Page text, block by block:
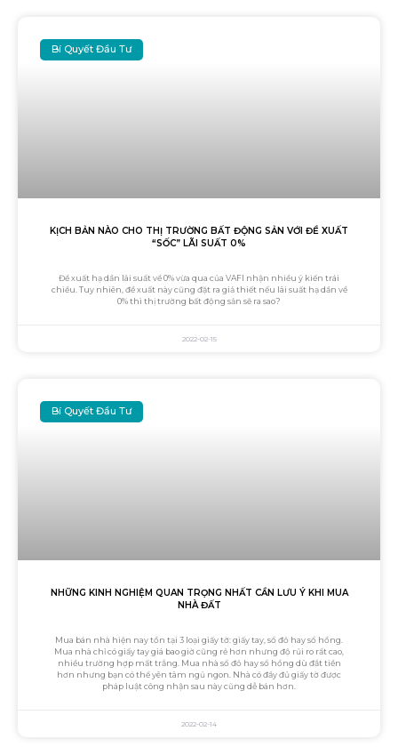
Bí Quyết Đầu Tư
KỊCH BẢN NÀO CHO THỊ TRƯỜNG BẤT ĐỘNG SẢN VỚI ĐỀ XUẤT
“SỐC” LÃI SUẤT 0%
Đề xuất hạ dần lãi suất về 0% vừa qua của VAFI nhận nhiều ý kiến trái
chiều. Tuy nhiên, đề xuất này cũng đặt ra giả thiết nếu lãi suất hạ dần về
0% thì thị trường bất động sản sẽ ra sao?
2022-02-15
Bí Quyết Đầu Tư
NHỮNG KINH NGHIỆM QUAN TRỌNG NHẤT CẦN LƯU Ý KHI MUA
NHÀ ĐẤT
Mua bán nhà hiện nay tồn tại 3 loại giấy tờ: giấy tay, sổ đỏ hay sổ hồng.
Mua nhà chỉ có giấy tay giá bao giờ cũng rẻ hơn nhưng độ rủi ro rất cao,
nhiều trường hợp mất trắng. Mua nhà sổ đỏ hay sổ hồng dù đắt tiền
hơn nhưng bạn có thể yên tâm ngủ ngon. Nhà có đầy đủ giấy tờ được
pháp luật công nhận sau này cũng dễ bán hơn.
2022-02-14